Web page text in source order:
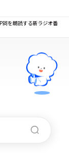
詞を朗読する新ラジオ番